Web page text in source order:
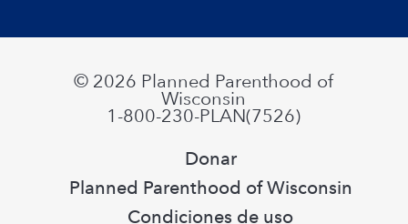
© 2026 Planned Parenthood of
Wisconsin
1-800-230-PLAN(7526)
Donar
Planned Parenthood of Wisconsin
Condiciones de uso